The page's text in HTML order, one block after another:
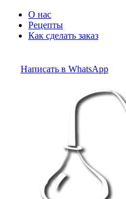
О нас
Рецепты
Как сделать заказ
Написать в WhatsApp